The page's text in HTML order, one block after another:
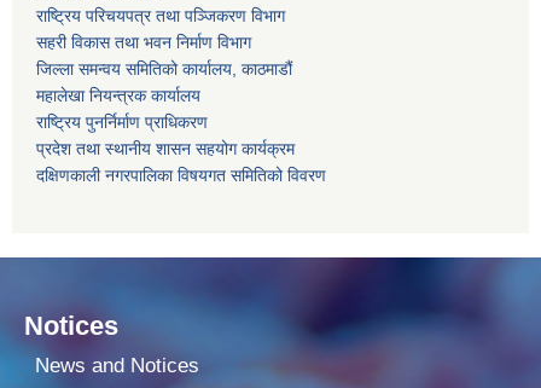
राष्ट्रिय परिचयपत्र तथा पञ्जिकरण विभाग
सहरी विकास तथा भवन निर्माण विभाग
जिल्ला समन्वय समितिको कार्यालय, काठमाडौं
महालेखा नियन्त्रक कार्यालय
राष्ट्रिय पुनर्निर्माण प्राधिकरण
प्रदेश तथा स्थानीय शासन सहयोग कार्यक्रम
दक्षिणकाली नगरपालिका विषयगत समितिको विवरण
Notices
News and Notices